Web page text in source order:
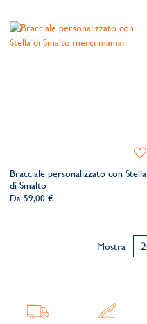
Bracciale personalizzato con Stella
di Smalto
Da 59,00 €
lista
Mostra